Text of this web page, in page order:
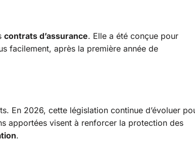
contrats d’assurance. Elle a été conçue pour
facilement, après la première année de
En 2026, cette législation continue d’évoluer
apportées visent à renforcer la protection des
.